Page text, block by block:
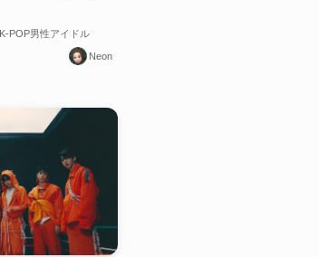
K-POP男性アイドル
Neon